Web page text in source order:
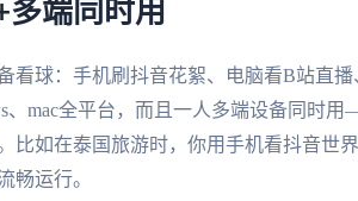
多端同时用
看球：手机刷抖音花絮、电脑看B站直播
、mac全平台，而且一人多端设备同时
比如在泰国旅游时，你用手机看抖音世
畅运行。